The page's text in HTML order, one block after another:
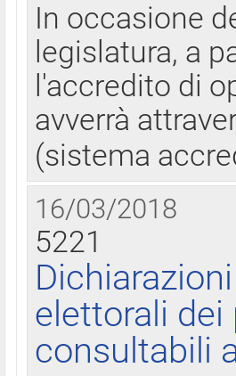
In occasione
legislatura, a
l'accredito di
avverrà
(sistema
16/03/2018
5221
elettorali dei
consultabili